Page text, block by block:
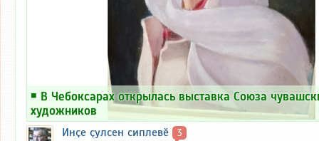
￭ В Чебоксарах открылась выставка Союза
художников
Инҫе ҫулсен сиплевӗ 3